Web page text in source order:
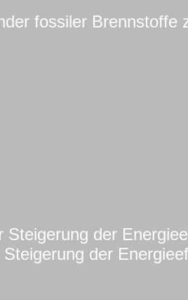
fossiler
der
der